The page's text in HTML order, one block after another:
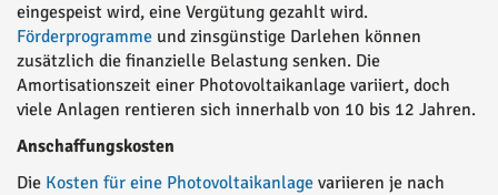
eingespeist wird, eine Vergütung gezahlt wird.
Förderprogramme und zinsgünstige Darlehen können
zusätzlich die finanzielle Belastung senken. Die
Amortisationszeit einer Photovoltaikanlage variiert, doch
viele Anlagen rentieren sich innerhalb von 10 bis 12 Jahren.
Anschaffungskosten
Die Kosten für eine Photovoltaikanlage variieren je nach